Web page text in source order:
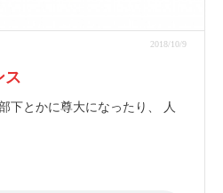
2018/10/9
ス
下とかに尊大になったり、 人